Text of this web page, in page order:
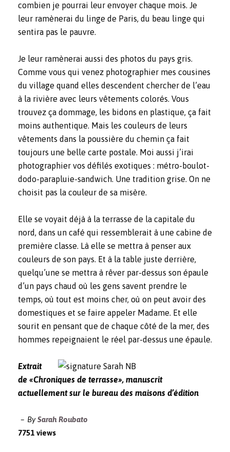
combien je pourrai leur envoyer chaque mois. Je
leur ramènerai du linge de Paris, du beau linge qui
sentira pas le pauvre.
Je leur ramènerai aussi des photos du pays gris.
Comme vous qui venez photographier mes cousines
du village quand elles descendent chercher de l’eau
à la rivière avec leurs vêtements colorés. Vous
trouvez ça dommage, les bidons en plastique, ça fait
moins authentique. Mais les couleurs de leurs
vêtements dans la poussière du chemin ça fait
toujours une belle carte postale. Moi aussi j’irai
photographier vos défilés exotiques : métro-boulot-
dodo-parapluie-sandwich. Une tradition grise. On ne
choisit pas la couleur de sa misère.
Elle se voyait déjà à la terrasse de la capitale du
nord, dans un café qui ressemblerait à une cabine de
première classe. Là elle se mettra à penser aux
couleurs de son pays. Et à la table juste derrière,
quelqu’une se mettra à rêver par-dessus son épaule
d’un pays chaud où les gens savent prendre le
temps, où tout est moins cher, où on peut avoir des
domestiques et se faire appeler Madame. Et elle
sourit en pensant que de chaque côté de la mer, des
hommes repeignaient le réel par-dessus une épaule.
Extrait
de «Chroniques de terrasse», manuscrit
actuellement sur le bureau des maisons d’édition
BySarah Roubato
7751 views